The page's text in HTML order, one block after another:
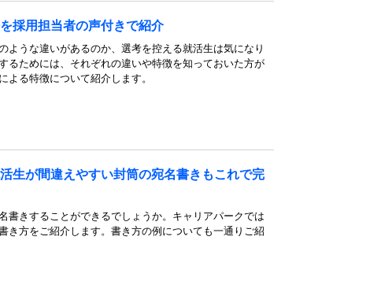
採用担当者の声付きで紹介
うな違いがあるのか、選考を控える就活生は気になり
るためには、それぞれの違いや特徴を知っておいた方が
よる特徴について紹介します。
生が間違えやすい封筒の宛名書きもこれで完
書きすることができるでしょうか。キャリアパークでは
き方をご紹介します。書き方の例についても一通りご紹